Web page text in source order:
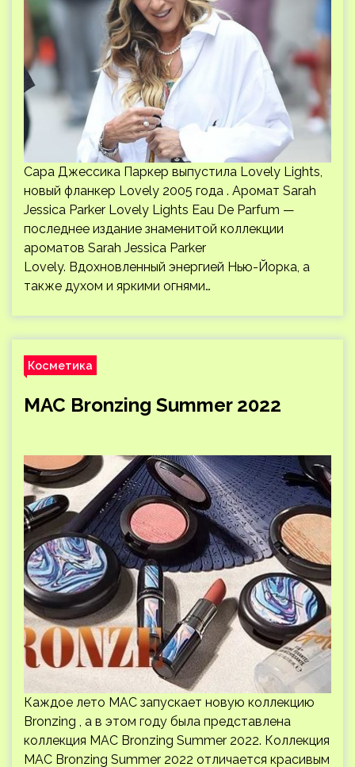
Сара Джессика Паркер выпустила Lovely Lights,
новый фланкер Lovely 2005 года . Аромат Sarah
Jessica Parker Lovely Lights Eau De Parfum —
последнее издание знаменитой коллекции
ароматов Sarah Jessica Parker
Lovely. Вдохновленный энергией Нью-Йорка, а
также духом и яркими огнями…
Косметика
MAC Bronzing Summer 2022
Каждое лето MAC запускает новую коллекцию
Bronzing , а в этом году была представлена ​​
коллекция MAC Bronzing Summer 2022. Коллекция
MAC Bronzing Summer 2022 отличается красивым